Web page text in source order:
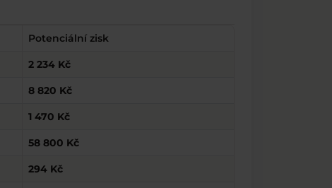
Potenciální zisk
2 234 Kč
8 820 Kč
1 470 Kč
58 800 Kč
294 Kč